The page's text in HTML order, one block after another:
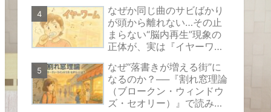
きる対処法をやさしく解説
なぜか同じ曲のサビばかり
が頭から離れない…その止
まらない“脳内再生”現象の
正体が、実は『イヤーワー
す。
なぜ“落書きが増える街”に
なるのか？──『割れ窓理論
（ブロークン・ウィンドウ
ズ・セオリー）』で読み解